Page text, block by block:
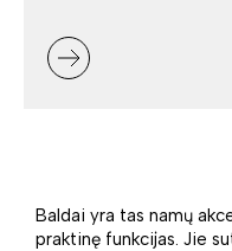
Baldai yra tas namų
praktinę funkcijas. Jie